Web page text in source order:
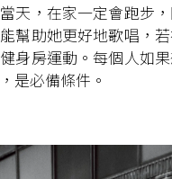
天，在家一定會跑步
幫助她更好地歌唱，若
身房運動。每個人如果
是必備條件。